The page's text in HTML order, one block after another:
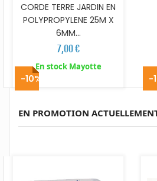
CORDE TERRE JARDIN EN
POLYPROPYLENE 25M X
6MM...
7,00 €
En stock Mayotte
EN PROMOTION
-10% -